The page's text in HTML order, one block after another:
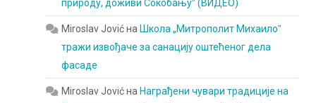
природу, доживи Сокобањуˮ (ВИДЕО)
Miroslav Jovićна Школа „Митрополит Михаилоˮ
тражи извођаче за санацију оштећеног дела
фасаде
Miroslav Jovićна Награђени чувари традиције на